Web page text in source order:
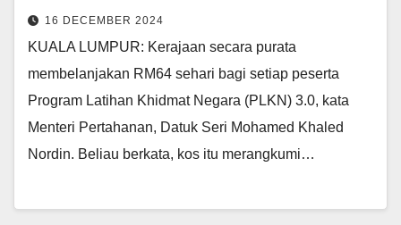
16 DECEMBER 2024
KUALA LUMPUR: Kerajaan secara purata
membelanjakan RM64 sehari bagi setiap peserta
Program Latihan Khidmat Negara (PLKN) 3.0, kata
Menteri Pertahanan, Datuk Seri Mohamed Khaled
Nordin. Beliau berkata, kos itu merangkumi…